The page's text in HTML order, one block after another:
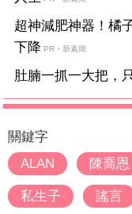
超神減肥神器！橘
下降 PR・新素簡
肚腩一抓一大把，
關鍵字
ALAN
陳喬恩
私生子 謠言